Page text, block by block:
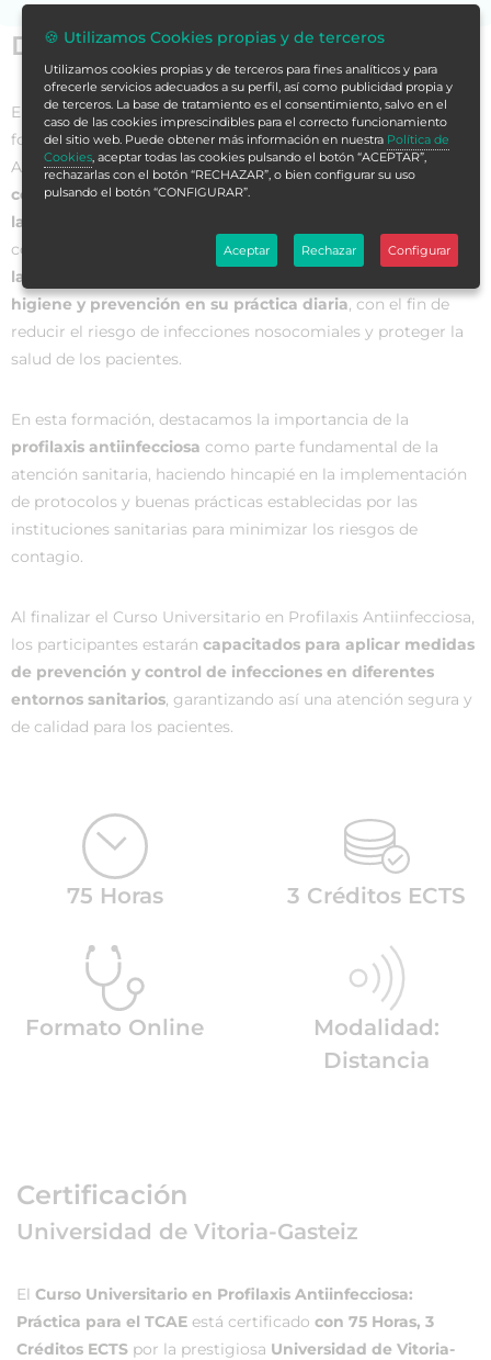
Datos generales
El Curso Universitario en Profilaxis Antiinfecciosaes una
formación especializada dirigida a Técnicos en Cuidados
Auxiliares de Enfermería (TCAE) que buscanadquirir
conocimientos y habilidades en la prevención y control de
las infecciones en el ámbito sanitario
como objetivo principal
proporcionar a los profesionales
las herramientas necesarias para aplicar medidas de
higiene y prevención en su práctica diaria, con el fin de
reducir el riesgo de infecciones nosocomiales y proteger la
salud de los pacientes.
En esta formación, destacamos la importancia de la
profilaxis antiinfecciosa como parte fundamental de la
atención sanitaria, haciendo hincapié en la implementación
de protocolos y buenas prácticas establecidas por las
instituciones sanitarias para minimizar los riesgos de
contagio.
Al finalizar el Curso Universitario en Profilaxis Antiinfecciosa,
los participantes estarán capacitados para aplicar medidas
de prevención y control de infecciones en diferentes
entornos sanitarios, garantizando así una atención segura y
de calidad para los pacientes.
75 Horas 3 Créditos ECTS
Formato Online
Modalidad:
Distancia
Certificación
Universidad de Vitoria-Gasteiz
El Curso Universitario en Profilaxis Antiinfecciosa:
Práctica para el TCAE está certificado con 75 Horas, 3
Créditos ECTS por la prestigiosa Universidad de Vitoria-
🍪 Utilizamos Cookies propias y de terceros
Utilizamos cookies propias y de terceros para fines analíticos y para
ofrecerle servicios adecuados a su perfil, así como publicidad propia y
de terceros. La base de tratamiento es el consentimiento, salvo en el
caso de las cookies imprescindibles para el correcto funcionamiento
del sitio web. Puede obtener más información en nuestra Política de
Cookies , aceptar todas las cookies pulsando el botón “ACEPTAR”,
rechazarlas con el botón “RECHAZAR”, o bien configurar su uso
pulsando el botón “CONFIGURAR”.
Aceptar Rechazar Configurar